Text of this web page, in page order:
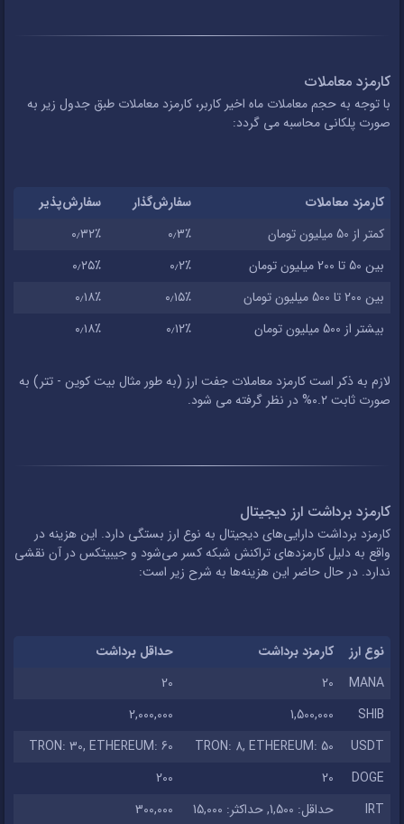
کارمزد معاملات
با توجه به حجم معاملات ماه اخیر کاربر، کارمزد معاملات طبق جدول زیر به
صورت پلکانی محاسبه می گردد:
کارمزد معاملات سفارش‌گذار
سفارش‌پذیر
کمتر از 50 میلیون تومان
۰٫۳٪
۰٫۳۲٪
بین 50 تا 200 میلیون تومان
۰٫۲٪
۰٫۲۵٪
بین 200 تا 500 میلیون تومان
۰٫۱۵٪
۰٫۱۸٪
بیشتر از 500 میلیون تومان
۰٫۱۲٪ ۰٫۱۸٪
لازم به ذکر است کارمزد معاملات جفت ارز (به طور مثال بیت کوین - تتر) به
صورت ثابت ۰.۲% در نظر گرفته می شود.
کارمزد برداشت ارز دیجیتال
کارمزد برداشت دارایی‌های دیجیتال به نوع ارز بستگی دارد. این هزینه در
واقع به دلیل کارمزدهای تراکنش شبکه کسر می‌شود و جیبیتکس در آن نقشی
ندارد. در حال حاضر این هزینه‌ها به شرح زیر است:
نوع ارز کارمزد برداشت
حداقل برداشت
MANA
20
20
SHIB
1,500,000
2,000,000
USDT
TRON: 8, ETHEREUM: 50
TRON: 30, ETHEREUM: 60
DOGE
20
200
IRT
حداقل: 1,500, حداکثر: 15,000
300,000